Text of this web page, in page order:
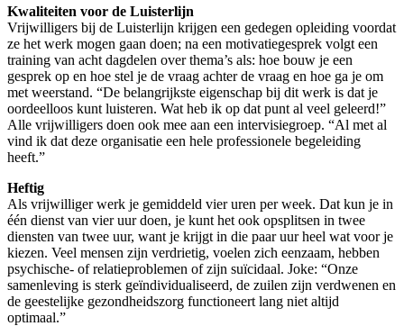
Kwaliteiten voor de Luisterlijn
Vrijwilligers bij de Luisterlijn krijgen een gedegen opleiding voordat
ze het werk mogen gaan doen; na een motivatiegesprek volgt een
training van acht dagdelen over thema’s als: hoe bouw je een
gesprek op en hoe stel je de vraag achter de vraag en hoe ga je om
met weerstand. “De belangrijkste eigenschap bij dit werk is dat je
oordeelloos kunt luisteren. Wat heb ik op dat punt al veel geleerd!”
Alle vrijwilligers doen ook mee aan een intervisiegroep. “Al met al
vind ik dat deze organisatie een hele professionele begeleiding
heeft.”
Heftig
Als vrijwilliger werk je gemiddeld vier uren per week. Dat kun je in
één dienst van vier uur doen, je kunt het ook opsplitsen in twee
diensten van twee uur, want je krijgt in die paar uur heel wat voor je
kiezen. Veel mensen zijn verdrietig, voelen zich eenzaam, hebben
psychische- of relatieproblemen of zijn suïcidaal. Joke: “Onze
samenleving is sterk geïndividualiseerd, de zuilen zijn verdwenen en
de geestelijke gezondheidszorg functioneert lang niet altijd
optimaal.”